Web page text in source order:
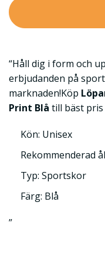
“Håll dig i form och
erbjudanden på
marknaden!Köp
Print Blå till bäst pris
Kön: Unisex
Rekommenderad
Typ: Sportskor
Färg: Blå
”